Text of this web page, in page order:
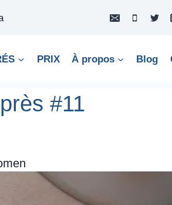
PRIX À propos Blog
#11